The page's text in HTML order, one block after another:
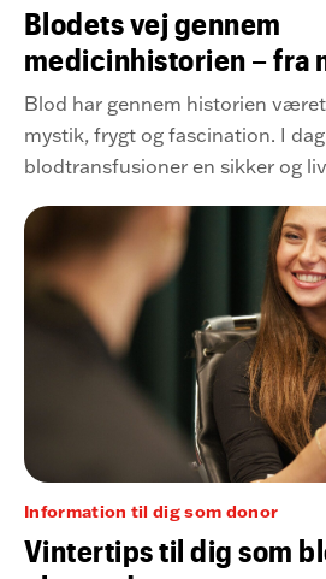
Blodets vej gennem
medicinhistorien – fra
moderne mirakel
Blod har gennem historien
mystik, frygt og fascination. I
blodtransfusioner en sikker og
været lang, farlig og fuld af
gennembrud.
Information til dig som donor
Vintertips til dig som